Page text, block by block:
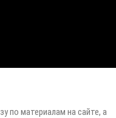
по материалам на сайте, а